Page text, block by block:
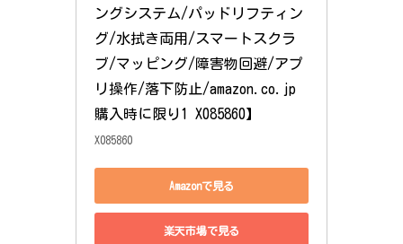
ングシステム/パッドリフティン
グ/水拭き両用/スマートスクラ
ブ/マッピング/障害物回避/アプ
リ操作/落下防止/amazon.co.jp
購入時に限り1 X085860】
X085860
Amazonで見る
楽天市場で見る